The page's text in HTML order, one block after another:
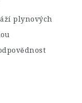
plynových